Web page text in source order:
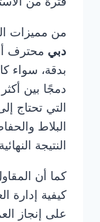
من مميزات
دبي محترف
بدقة، سواء
دمجًا بين
التي تحتاج
البلاط
النتيجة
كما أن
كيفية إدارة
على إنجاز